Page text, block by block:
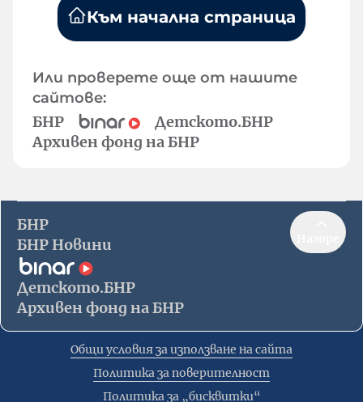
Към начална страница
Или проверете още от нашите
сайтове:
БНР
Детското.БНР
Архивен фонд на БНР
БНР
БНР Новини
Детското.БНР
Архивен фонд на БНР
Общи условия за използване на сайта
Политика за поверителност
Политика за „бисквитки“